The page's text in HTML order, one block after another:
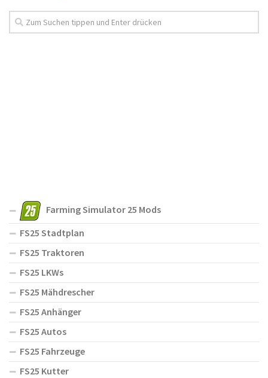
Farming Simulator 25 Mods
FS25 Stadtplan
FS25 Traktoren
FS25 LKWs
FS25 Mähdrescher
FS25 Anhänger
FS25 Autos
FS25 Fahrzeuge
FS25 Kutter